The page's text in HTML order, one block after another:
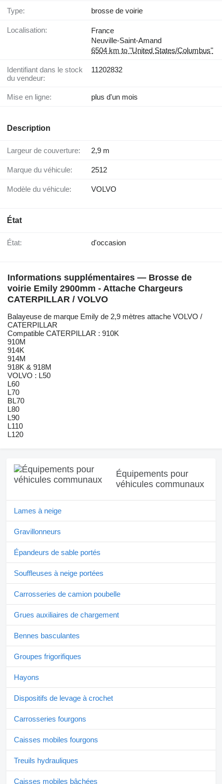
Type: brosse de voirie
Localisation:
France
Neuville-Saint-Amand
6504 km to "United States/Columbus"
Identifiant dans le stock
du vendeur:
11202832
Mise en ligne: plus d'un mois
Description
Largeur de couverture: 2,9 m
Marque du véhicule: 2512
Modèle du véhicule: VOLVO
État
État: d'occasion
Informations supplémentaires — Brosse de
voirie Emily 2900mm - Attache Chargeurs
CATERPILLAR / VOLVO
Balayeuse de marque Emily de 2,9 mètres attache VOLVO /
CATERPILLAR
Compatible CATERPILLAR : 910K
910M
914K
914M
918K & 918M
VOLVO : L50
L60
L70
BL70
L80
L90
L110
L120
Équipements pour
véhicules communaux
Lames à neige
Gravillonneurs
Épandeurs de sable portés
Souffleuses à neige portées
Carrosseries de camion poubelle
Grues auxiliaires de chargement
Bennes basculantes
Groupes frigorifiques
Hayons
Dispositifs de levage à crochet
Carrosseries fourgons
Caisses mobiles fourgons
Treuils hydrauliques
Caisses mobiles bâchées